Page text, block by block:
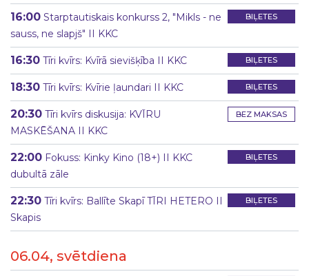
BIĻETES
16:00 Starptautiskais konkurss 2, "Mikls - ne
sauss, ne slapjš" II KKC
BIĻETES
16:30 Tīri kvīrs: Kvīrā sievišķība II KKC
BIĻETES
18:30 Tīri kvīrs: Kvīrie ļaundari II KKC
BEZ MAKSAS
20:30 Tīri kvīrs diskusija: KVĪRU
MASKĒŠANA II KKC
BIĻETES
22:00 Fokuss: Kinky Kino (18+) II KKC
dubultā zāle
BIĻETES
22:30 Tīri kvīrs: Ballīte Skapī TĪRI HETERO II
Skapis
06.04, svētdiena